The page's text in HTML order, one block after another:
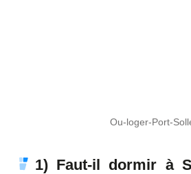
Ou-loger-Port-
1) Faut-il dormir à